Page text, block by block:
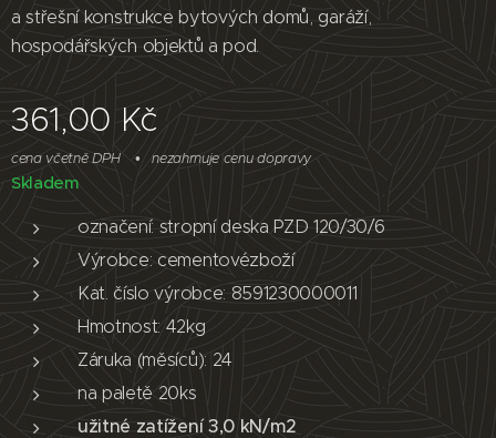
a střešní konstrukce bytových domů, garáží,
hospodářských objektů a pod.
361,00Kč
cena včetně DPH nezahrnuje cenu dopravy
Skladem
označení: stropní deska PZD 120/30/6
Výrobce: cementovézboží
Kat. číslo výrobce: 8591230000011
Hmotnost: 42kg
Záruka (měsíců): 24
na paletě 20ks
užitné zatížení 3,0 kN/m2